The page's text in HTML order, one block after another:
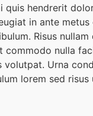
quis hendrerit
in ante
Risus
nulla
volutpat. Urna
lorem sed risus